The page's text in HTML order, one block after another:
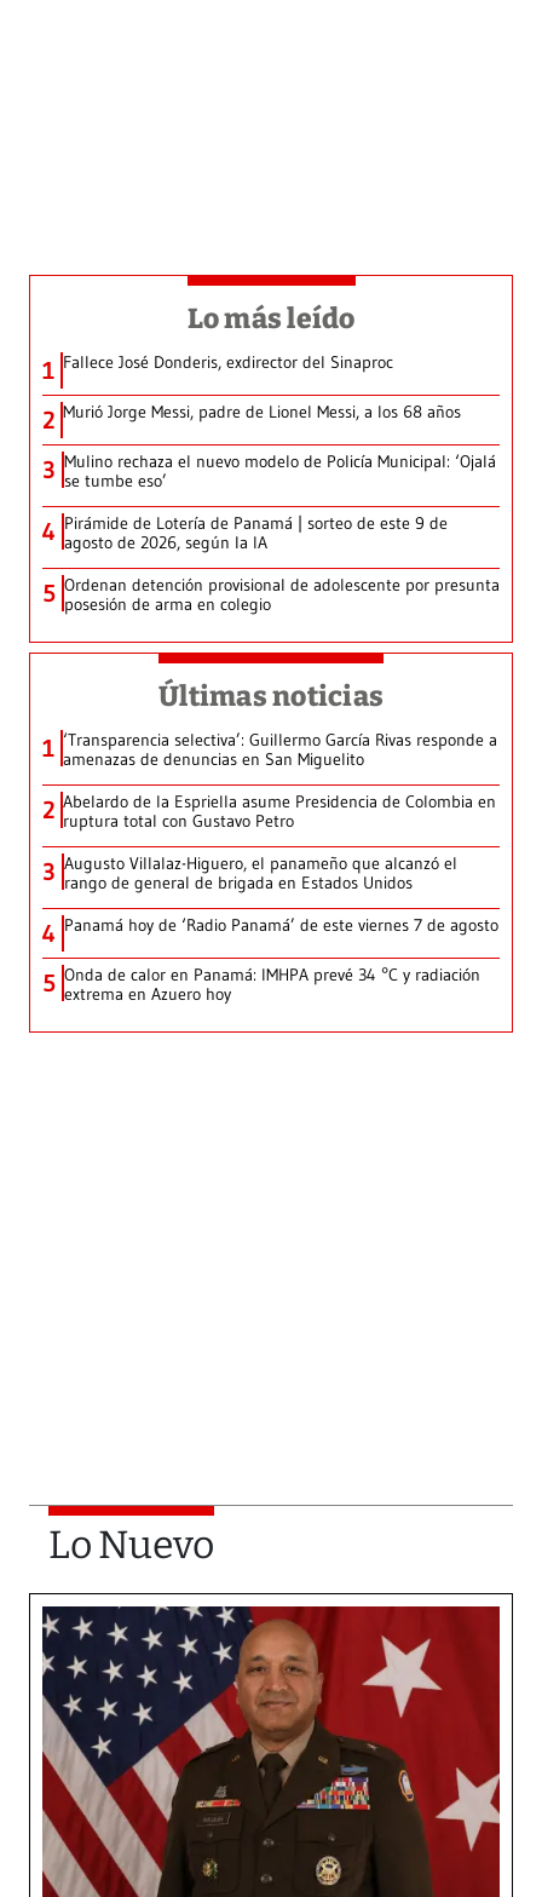
Lo más leído
1 Fallece José Donderis, exdirector del Sinaproc
2 Murió Jorge Messi, padre de Lionel Messi, a los 68 años
3 Mulino rechaza el nuevo modelo de Policía Municipal: ‘Ojalá
se tumbe eso’
4 Pirámide de Lotería de Panamá | sorteo de este 9 de
agosto de 2026, según la IA
5 Ordenan detención provisional de adolescente por presunta
posesión de arma en colegio
Últimas noticias
1 ‘Transparencia selectiva’: Guillermo García Rivas responde a
amenazas de denuncias en San Miguelito
2 Abelardo de la Espriella asume Presidencia de Colombia en
ruptura total con Gustavo Petro
3 Augusto Villalaz-Higuero, el panameño que alcanzó el
rango de general de brigada en Estados Unidos
4 Panamá hoy de ‘Radio Panamá’ de este viernes 7 de agosto
5 Onda de calor en Panamá: IMHPA prevé 34 °C y radiación
extrema en Azuero hoy
Lo Nuevo